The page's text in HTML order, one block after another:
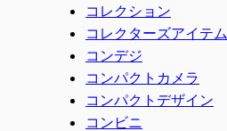
コレクション
コレクターズアイテム
コンデジ
コンパクトカメラ
コンパクトデザイン
コンビニ